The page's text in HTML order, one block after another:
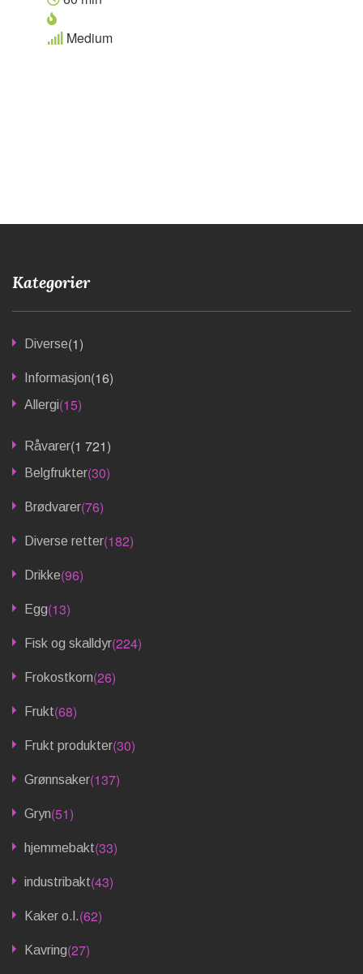
Medium
Kategorier
Diverse(1)
Informasjon(16)
Allergi(15)
Råvarer(1 721)
Belgfrukter(30)
Brødvarer(76)
Diverse retter(182)
Drikke(96)
Egg(13)
Fisk og skalldyr(224)
Frokostkorn(26)
Frukt(68)
Frukt produkter(30)
Grønnsaker(137)
Gryn(51)
hjemmebakt(33)
industribakt(43)
Kaker o.l.(62)
Kavring(27)